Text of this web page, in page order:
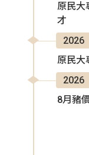
原民大
才
2026
原民大
2026
8月豬